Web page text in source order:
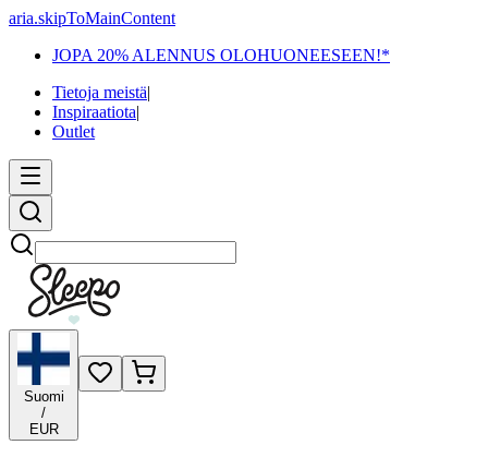
aria.skipToMainContent
JOPA 20% ALENNUS OLOHUONEESEEN!*
Tietoja meistä|
Inspiraatiota|
Outlet
Etsi
Suomi
/
EUR